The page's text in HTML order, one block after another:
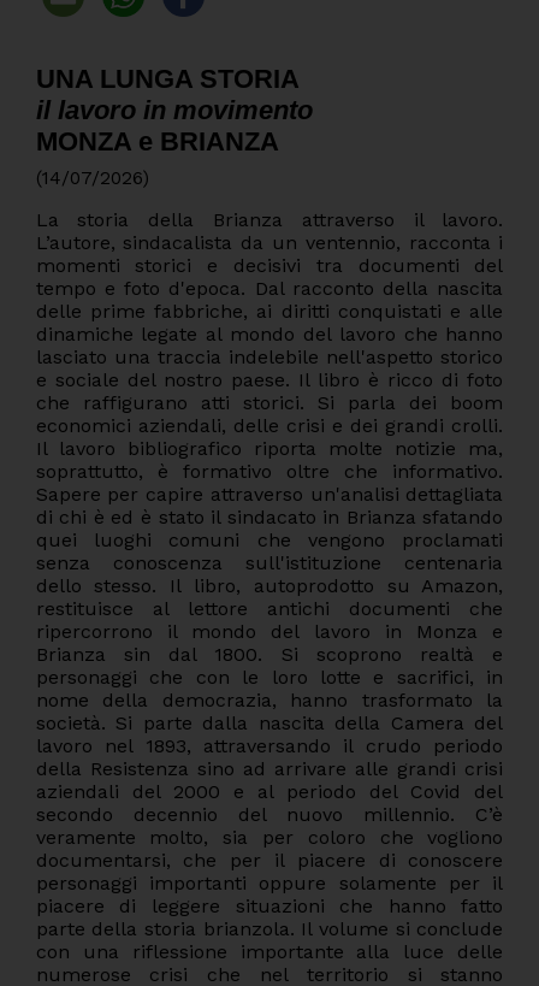
UNA LUNGA STORIA
il lavoro in movimento
MONZA e BRIANZA
(14/07/2026)
La storia della Brianza attraverso il lavoro.
L’autore, sindacalista da un ventennio, racconta i
momenti storici e decisivi tra documenti del
tempo e foto d'epoca. Dal racconto della nascita
delle prime fabbriche, ai diritti conquistati e alle
dinamiche legate al mondo del lavoro che hanno
lasciato una traccia indelebile nell'aspetto storico
e sociale del nostro paese. Il libro è ricco di foto
che raffigurano atti storici. Si parla dei boom
economici aziendali, delle crisi e dei grandi crolli.
Il lavoro bibliografico riporta molte notizie ma,
soprattutto, è formativo oltre che informativo.
Sapere per capire attraverso un'analisi dettagliata
di chi è ed è stato il sindacato in Brianza sfatando
quei luoghi comuni che vengono proclamati
senza conoscenza sull'istituzione centenaria
dello stesso. Il libro, autoprodotto su Amazon,
restituisce al lettore antichi documenti che
ripercorrono il mondo del lavoro in Monza e
Brianza sin dal 1800. Si scoprono realtà e
personaggi che con le loro lotte e sacrifici, in
nome della democrazia, hanno trasformato la
società. Si parte dalla nascita della Camera del
lavoro nel 1893, attraversando il crudo periodo
della Resistenza sino ad arrivare alle grandi crisi
aziendali del 2000 e al periodo del Covid del
secondo decennio del nuovo millennio. C’è
veramente molto, sia per coloro che vogliono
documentarsi, che per il piacere di conoscere
personaggi importanti oppure solamente per il
piacere di leggere situazioni che hanno fatto
parte della storia brianzola. Il volume si conclude
con una riflessione importante alla luce delle
numerose crisi che nel territorio si stanno